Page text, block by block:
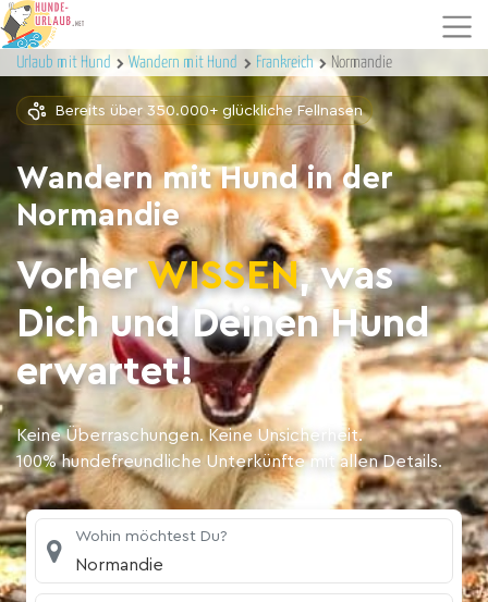
Urlaub mit Hund Wandern mit Hund Frankreich Normandie
Bereits über 350.000+ glückliche Fellnasen
Wandern mit Hund in der
Normandie
VorherWISSEN, was
Dich und Deinen Hund
erwartet!
Keine Überraschungen. Keine Unsicherheit.
100% hundefreundliche Unterkünfte mit allen Details.
Wohin möchtest Du?
Normandie